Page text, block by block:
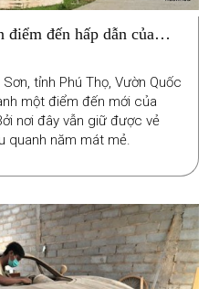
đến hấp dẫn của
tỉnh Phú Thọ, Vườn Quốc
một điểm đến mới của
nơi đây vẫn giữ được vẻ
quanh năm mát mẻ.